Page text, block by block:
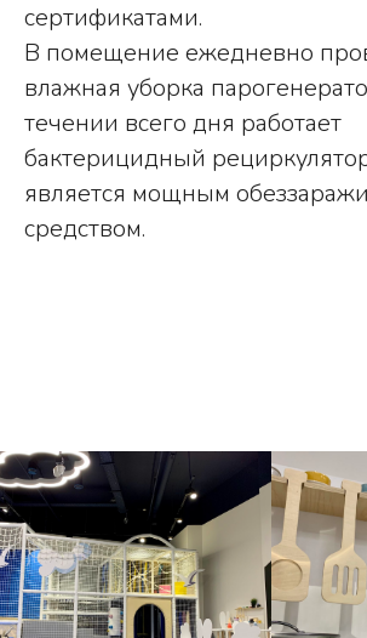
сертификатами.
В помещение ежедневно
влажная уборка
течении всего дня работает
бактерицидный
является мощным
средством.